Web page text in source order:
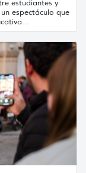
estudiantes y
espectáculo que